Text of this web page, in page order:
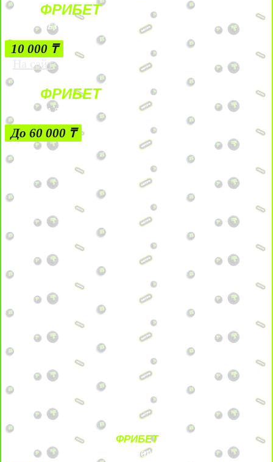
ФРИБЕТ
БЕЗ УСЛОВИЙ
10 000 ₸
На сайт
ФРИБЕТ
ЗА ДЕПОЗИТЫ
До 60 000 ₸
ФРИБЕТ
БЕЗ УСЛОВИЙ